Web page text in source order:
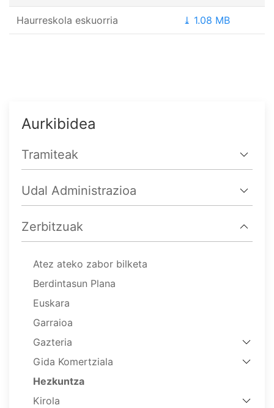
Haurreskola eskuorria ⤓ 1.08 MB
Aurkibidea
Tramiteak
Udal Administrazioa
Zerbitzuak
Atez ateko zabor bilketa
Berdintasun Plana
Euskara
Garraioa
Gazteria
Gida Komertziala
Hezkuntza
Kirola